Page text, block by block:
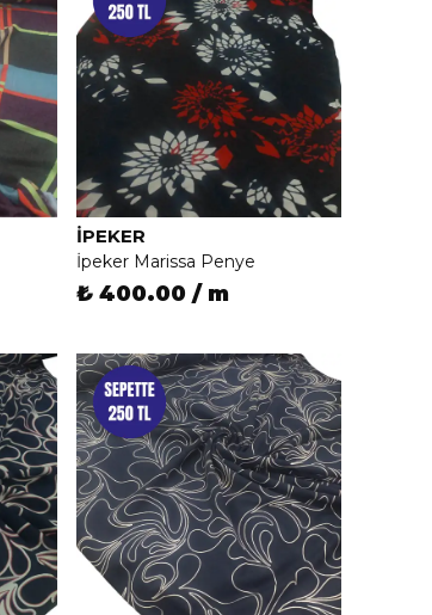
İPEKER
İpeker Marissa Penye
₺ 400.00 / m